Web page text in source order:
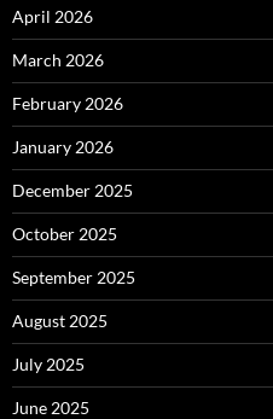
April 2026
March 2026
February 2026
January 2026
December 2025
October 2025
September 2025
August 2025
July 2025
June 2025